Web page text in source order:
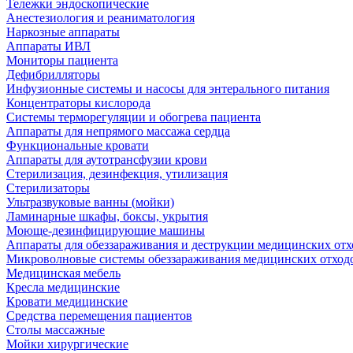
Тележки эндоскопические
Анестезиология и реаниматология
Наркозные аппараты
Аппараты ИВЛ
Мониторы пациента
Дефибрилляторы
Инфузионные системы и насосы для энтерального питания
Концентраторы кислорода
Системы терморегуляции и обогрева пациента
Аппараты для непрямого массажа сердца
Функциональные кровати
Аппараты для аутотрансфузии крови
Стерилизация, дезинфекция, утилизация
Стерилизаторы
Ультразвуковые ванны (мойки)
Ламинарные шкафы, боксы, укрытия
Моюще-дезинфицирующие машины
Аппараты для обеззараживания и деструкции медицинских
Микроволновые системы обеззараживания медицинских
Медицинская мебель
Кресла медицинские
Кровати медицинские
Средства перемещения пациентов
Столы массажные
Мойки хирургические